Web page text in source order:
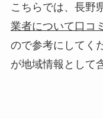
こちらでは、長野
業者について口コ
ので参考にしてく
が地域情報として